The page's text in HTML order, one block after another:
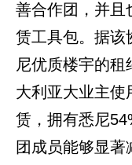
善合作团，并且
赁工具包。据该
尼优质楼宇的
大利亚大业主使
赁，拥有悉尼
团成员能够显著